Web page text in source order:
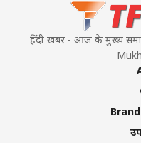
हिंदी खबर - आज के मुख्य